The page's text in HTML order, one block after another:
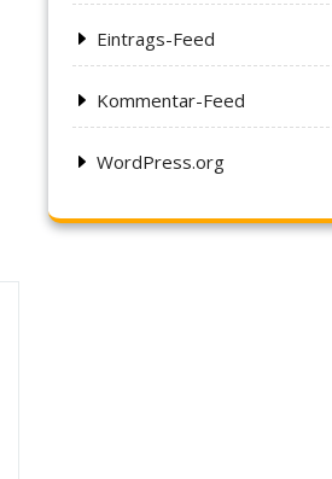
Eintrags-Feed
Kommentar-Feed
WordPress.org